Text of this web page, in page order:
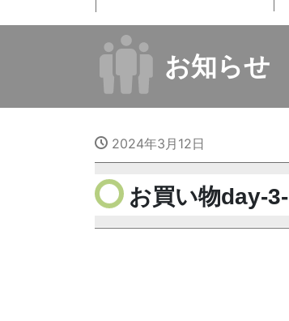
お知らせ
2024年3月12日
お買い物day-3-